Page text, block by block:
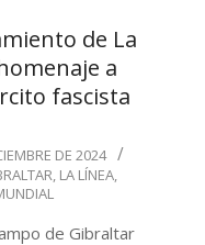
de La
a
fascista
DE 2024
LA LÍNEA
de Gibraltar